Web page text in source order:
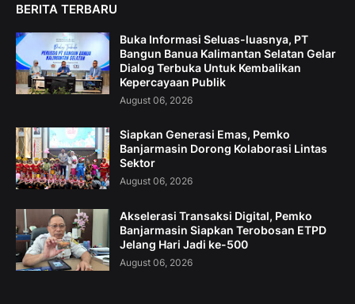
BERITA TERBARU
Buka Informasi Seluas-luasnya, PT
Bangun Banua Kalimantan Selatan Gelar
Dialog Terbuka Untuk Kembalikan
Kepercayaan Publik
August 06, 2026
Siapkan Generasi Emas, Pemko
Banjarmasin Dorong Kolaborasi Lintas
Sektor
August 06, 2026
Akselerasi Transaksi Digital, Pemko
Banjarmasin Siapkan Terobosan ETPD
Jelang Hari Jadi ke-500
August 06, 2026